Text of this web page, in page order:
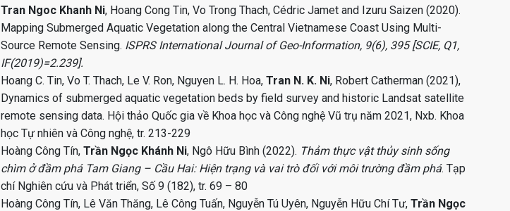
Tran Ngoc Khanh Ni, Hoang Cong Tin, Vo Trong Thach, Cédric Jamet and Izuru Saizen (2020).
Mapping Submerged Aquatic Vegetation along the Central Vietnamese Coast Using Multi-
Source Remote Sensing. ISPRS International Journal of Geo-Information, 9(6), 395[SCIE, Q1,
IF(2019)=2.239].
Hoang C. Tin, Vo T. Thach, Le V. Ron, Nguyen L. H. Hoa, Tran N. K. Ni, Robert Catherman (2021),
Dynamics of submerged aquatic vegetation beds by field survey and historic Landsat satellite
remote sensing data. Hội thảo Quốc gia về Khoa học và Công nghệ Vũ trụ năm 2021, Nxb. Khoa
học Tự nhiên và Công nghệ, tr. 213-229
Hoàng Công Tín, Trần Ngọc Khánh Ni, Ngô Hữu Bình (2022). Thảm thực vật thủy sinh sống
chìm ở đầm phá Tam Giang – Cầu Hai: Hiện trạng và vai trò đối với môi trường đầm phá. Tạp
chí Nghiên cứu và Phát triển, Số 9 (182), tr. 69 – 80
Hoàng Công Tín, Lê Văn Thăng, Lê Công Tuấn, Nguyễn Tú Uyên, Nguyễn Hữu Chí Tư, Trần Ngọc